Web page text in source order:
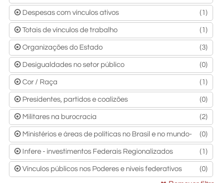
Despesas com vínculos ativos (1)
Totais de vínculos de trabalho (1)
Organizações do Estado (3)
Desigualdades no setor público (0)
Cor / Raça (1)
Presidentes, partidos e coalizões (0)
Militares na burocracia (2)
Ministérios e áreas de políticas no Brasil e no mundo- (0)
Infere - investimentos Federais Regionalizados (1)
Vínculos públicos nos Poderes e níveis federativos (0)